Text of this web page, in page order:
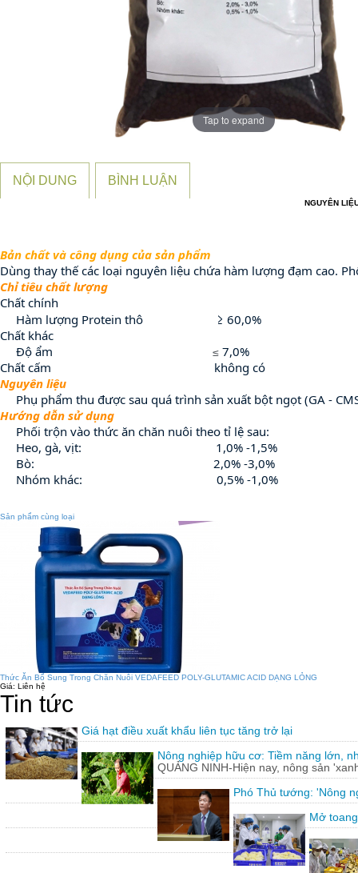
Tap to expand
NỘI DUNG BÌNH LUẬN
NGUYÊN
Bản chất và công dụng của sản phẩm
Dùng thay thế các loại nguyên liệu chứa hàm lượng đạm cao.
Chỉ tiêu chất lượng
Chất chính
Hàm lượng Protein thô ≥ 60,0%
Chất khác
Độ ẩm
≤ 7,0%
Chất cấm không có
Nguyên liệu
Phụ phẩm thu được sau quá trình sản xuất bột ngọt (GA -
Hướng dẫn sử dụng
Phối trộn vào thức ăn chăn nuôi theo tỉ lệ sau:
Heo, gà, vịt: 1,0% -1,5%
Bò: 2,0% -3,0%
Nhóm khác: 0,5% -1,0%
Sản phẩm cùng loại
Thức Ăn Bổ Sung Trong Chăn Nuôi VEDAFEED POLY-GLUTAMIC ACID DẠNG LỎNG
Giá: Liên hệ
Tin tức
Giá hạt điều xuất khẩu liên tục tăng trở lại
Nông nghiệp hữu cơ: Tiềm năng lớn,
QUẢNG NINH-Hiện nay, nông sản
Phó Thủ tướng: 'Nông
Mở